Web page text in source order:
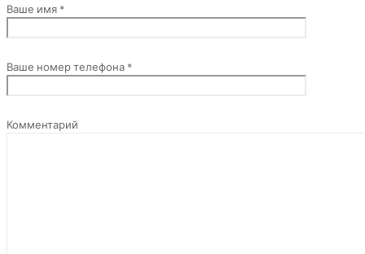
Комментарий
Ваше имя *
Ваше номер телефона *